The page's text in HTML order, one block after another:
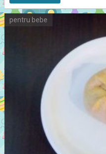
pentru bebe